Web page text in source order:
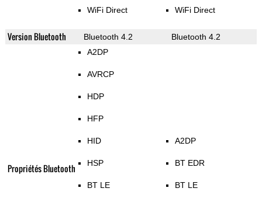
WiFi Direct WiFi Direct
Version Bluetooth Bluetooth 4.2 Bluetooth 4.2
Propriétés Bluetooth
A2DP
AVRCP
HDP
HFP
HID
HSP
BT LE
A2DP
BT EDR
BT LE